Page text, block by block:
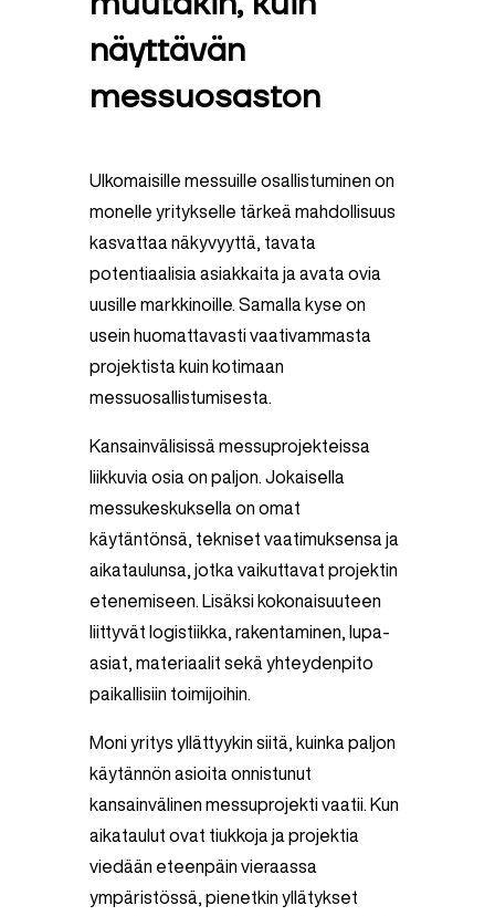
näyttävän
messuosaston
Ulkomaisille messuille osallistuminen on
monelle yritykselle tärkeä mahdollisuus
kasvattaa näkyvyyttä, tavata
potentiaalisia asiakkaita ja avata ovia
uusille markkinoille. Samalla kyse on
usein huomattavasti vaativammasta
projektista kuin kotimaan
messuosallistumisesta.
Kansainvälisissä messuprojekteissa
liikkuvia osia on paljon. Jokaisella
messukeskuksella on omat
käytäntönsä, tekniset vaatimuksensa ja
aikataulunsa, jotka vaikuttavat projektin
etenemiseen. Lisäksi kokonaisuuteen
liittyvät logistiikka, rakentaminen, lupa-
asiat, materiaalit sekä yhteydenpito
paikallisiin toimijoihin.
Moni yritys yllättyykin siitä, kuinka paljon
käytännön asioita onnistunut
kansainvälinen messuprojekti vaatii. Kun
aikataulut ovat tiukkoja ja projektia
viedään eteenpäin vieraassa
ympäristössä, pienetkin yllätykset